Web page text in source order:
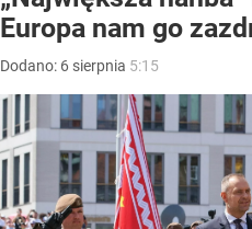
Europa nam go
Dodano: 6 sierpnia 5:15